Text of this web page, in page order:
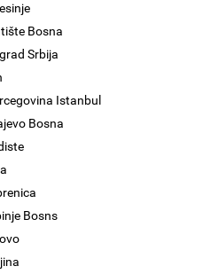
Bosna
Srbija
Istanbul
Bosna
Bosns